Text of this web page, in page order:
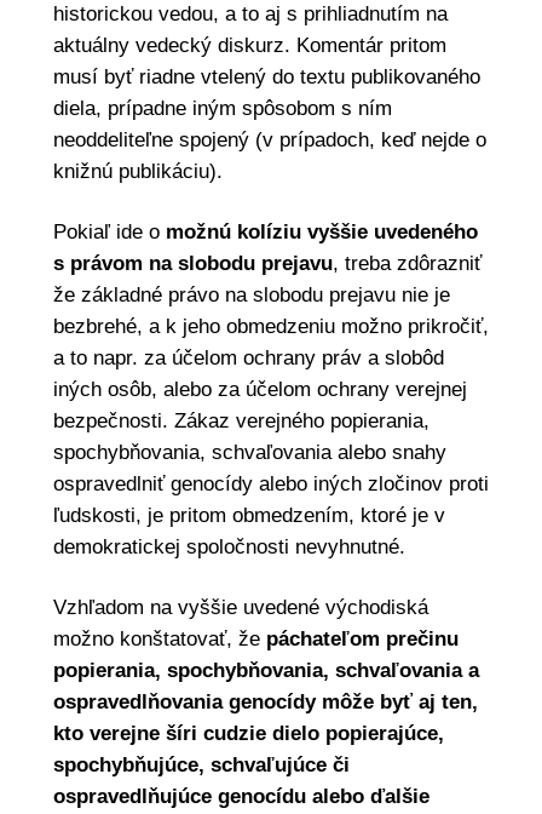
historickou vedou, a to aj s prihliadnutím na
aktuálny vedecký diskurz. Komentár pritom
musí byť riadne vtelený do textu publikovaného
diela, prípadne iným spôsobom s ním
neoddeliteľne spojený (v prípadoch, keď nejde o
knižnú publikáciu).
Pokiaľ ide o možnú kolíziu vyššie uvedeného
s právom na slobodu prejavu, treba zdôrazniť
že základné právo na slobodu prejavu nie je
bezbrehé, a k jeho obmedzeniu možno prikročiť,
a to napr. za účelom ochrany práv a slobôd
iných osôb, alebo za účelom ochrany verejnej
bezpečnosti. Zákaz verejného popierania,
spochybňovania, schvaľovania alebo snahy
ospravedlniť genocídy alebo iných zločinov proti
ľudskosti, je pritom obmedzením, ktoré je v
demokratickej spoločnosti nevyhnutné.
Vzhľadom na vyššie uvedené východiská
možno konštatovať, že páchateľom prečinu
popierania, spochybňovania, schvaľovania a
ospravedlňovania genocídy môže byť aj ten,
kto verejne šíri cudzie dielo popierajúce,
spochybňujúce, schvaľujúce či
ospravedlňujúce genocídu alebo ďalšie